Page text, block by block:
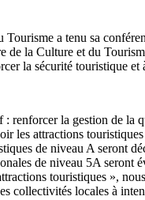
a tenu sa
de la Culture et du
la sécurité touristique
renforcer la gestion de la
les attractions
de niveau A seront
de niveau 5A seront
touristiques »,
collectivités locales à